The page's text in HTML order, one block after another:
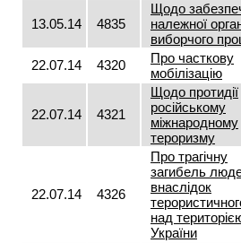
13.05.14 4835
Щодо
належної
виборчого
22.07.14 4320
Про часткову
мобілізацію
22.07.14 4321
Щодо протидії
російському
міжнародному
тероризму
22.07.14 4326
Про трагічну
загибель
внаслідок
над
України